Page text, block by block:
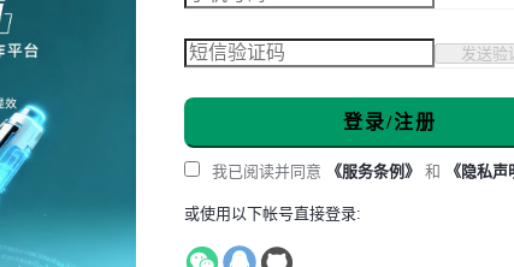
发送验
登录/注册
我已阅读并同意 《服务条例》 和 《隐私声
或使用以下帐号直接登录: